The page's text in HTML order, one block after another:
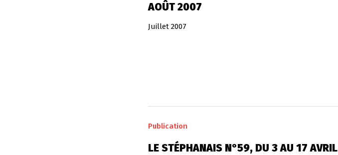
AOÛT 2007
Juillet 2007
Publication
LE STÉPHANAIS N°59, DU 3 AU 17 AVRIL